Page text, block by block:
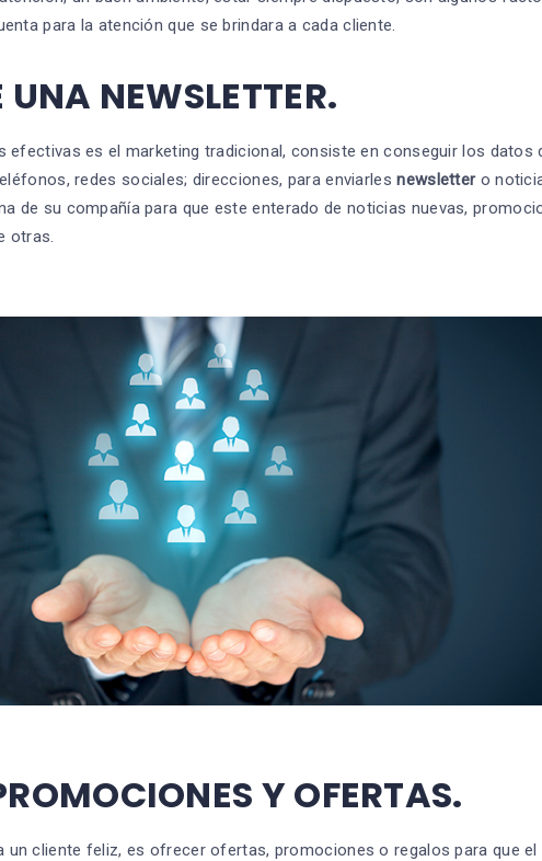
para la atención que se brindara a cada cliente.
UNA NEWSLETTER.
efectivas es el marketing tradicional, consiste en conseguir los datos
redes sociales; direcciones, para enviarlesnewsletter o
de su compañía para que este enterado de noticias nuevas,
otras.
Y OFERTAS.
un cliente feliz, es ofrecer ofertas, promociones o regalos para que el